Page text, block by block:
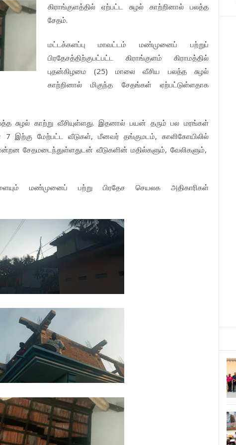
கிராங்குளத்தில் ஏற்பட்ட சுழல் காற்றினால் பலத்த
சேதம்.
மட்டக்களப்பு மாவட்டம் மண்முனைப் பற்றுப்
பிரதேசத்திற்குபட்பட்ட கிராங்குளம் கிராமத்தில்
புதன்கிழமை (25) மாலை வீசிய பலத்த சுழல்
காற்றினால் மிகுந்த சேதங்கள் ஏற்பட்டுள்ளதாக
சுழல் காற்று வீசியுள்ளது. இதனால் பயன் தரும் பல மரங்கள்
7 இற்கு மேற்பட்ட வீடுகள், மீனவர் தங்குமடம், காளிகோயிலில்
சேதமடைந்துள்ளதுடன் வீடுகளின் மதில்களும், வேலிகளும்,
மண்முனைப் பற்று பிரதேச செயலக அதிகாரிகள்